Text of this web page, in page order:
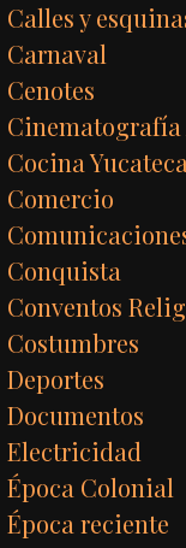
Calles y
Carnaval
Cenotes
Cocina Yucateca
Comercio
Conquista
Conventos
Costumbres
Deportes
Documentos
Electricidad
Época Colonial
Época reciente